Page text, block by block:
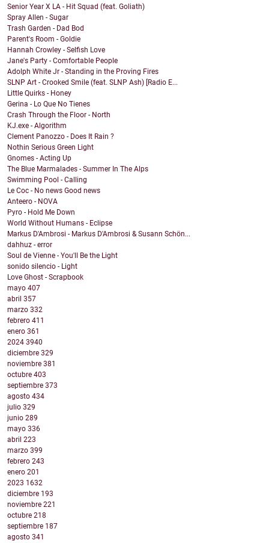
Senior Year X LA - Hit Squad (feat. Goliath)
Spray Allen - Sugar
Trash Garden - Dad Bod
Parent's Room - Goldie
Hannah Crowley - Selfish Love
Jane's Party - Comfortable People
Adolph White Jr - Standing in the Proving Fires
SLNP Art - Crooked Smile (feat. SLNP Ash) [Radio E...
Little Quirks - Honey
Gerina - Lo Que No Tienes
Crash Through the Floor - North
KJ.exe - Algorithm
Clement Panozzo - Does It Rain ?
Nothin Serious Green Light
Gnomes - Acting Up
The Blue Marmalades - Summer In The Alps
Swimming Pool - Calling
Le Coc - No news Good news
Anteero - NOVA
Pyro - Hold Me Down
World Without Humans - Eclipse
Markus D'Ambrosi - Markus D'Ambrosi & Susann Schön...
dahhuz - error
Soul de Vienne - You'll Be the Light
sonido silencio - Light
Love Ghost - Scrapbook
mayo 407
abril 357
marzo 332
febrero 411
enero 361
2024 3940
diciembre 329
noviembre 381
octubre 403
septiembre 373
agosto 434
julio 329
junio 289
mayo 336
abril 223
marzo 399
febrero 243
enero 201
2023 1632
diciembre 193
noviembre 221
octubre 218
septiembre 187
agosto 341